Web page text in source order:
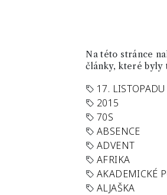
Na této stránce
články, které byly
17. LISTOPADU
2015
70S
ABSENCE
ADVENT
AFRIKA
AKADEMICKÉ
ALJAŠKA